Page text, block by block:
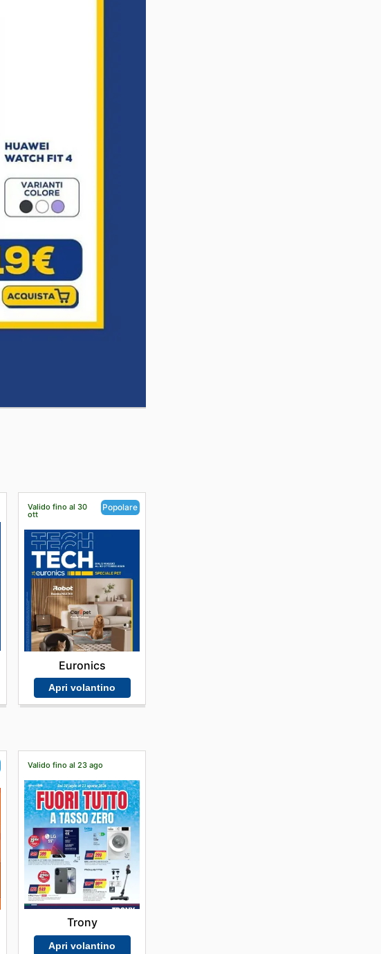
Valido fino al 30
ott
Popolare
Euronics
Apri volantino
Valido fino al 23 ago
Trony
Apri volantino